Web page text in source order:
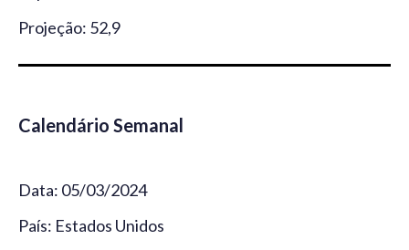
Projeção: 52,9
Calendário Semanal
Data: 05/03/2024
País: Estados Unidos